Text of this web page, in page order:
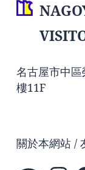
名古屋市中
樓11F
關於本網站